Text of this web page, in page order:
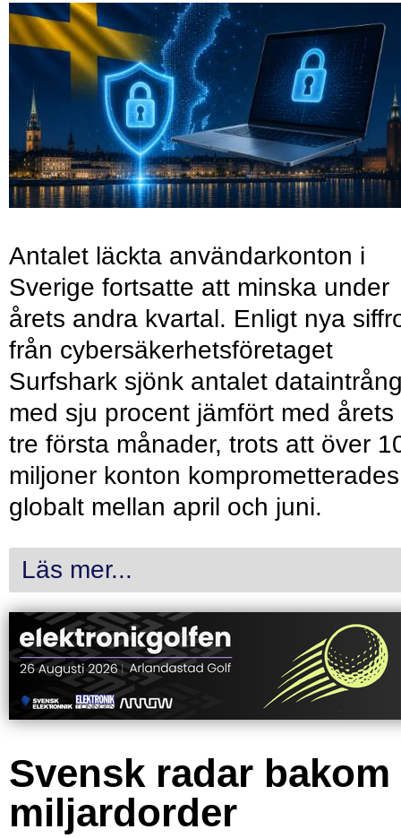
Antalet läckta användarkonton i
Sverige fortsatte att minska under
årets andra kvartal. Enligt nya
från cybersäkerhetsföretaget
Surfshark sjönk antalet
med sju procent jämfört med årets
tre första månader, trots att över
miljoner konton komprometterades
globalt mellan april och juni.
Läs mer...
Svensk radar bakom
miljardorder